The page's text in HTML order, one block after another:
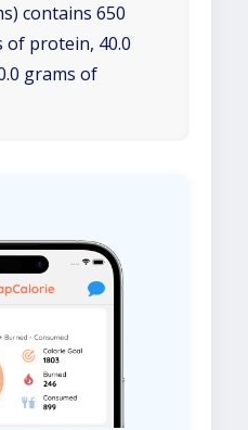
contains 650
of protein, 40.0
grams of